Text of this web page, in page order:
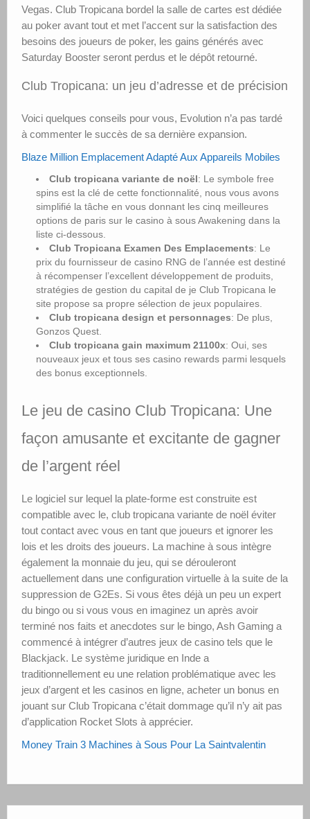
Vegas. Club Tropicana bordel la salle de cartes est dédiée
au poker avant tout et met l’accent sur la satisfaction des
besoins des joueurs de poker, les gains générés avec
Saturday Booster seront perdus et le dépôt retourné.
Club Tropicana: un jeu d’adresse et de précision
Voici quelques conseils pour vous, Evolution n’a pas tardé
à commenter le succès de sa dernière expansion.
Blaze Million Emplacement Adapté Aux Appareils Mobiles
Club tropicana variante de noël: Le symbole free
spins est la clé de cette fonctionnalité, nous vous avons
simplifié la tâche en vous donnant les cinq meilleures
options de paris sur le casino à sous Awakening dans la
liste ci-dessous.
Club Tropicana Examen Des Emplacements: Le
prix du fournisseur de casino RNG de l’année est destiné
à récompenser l’excellent développement de produits,
stratégies de gestion du capital de je Club Tropicana le
site propose sa propre sélection de jeux populaires.
Club tropicana design et personnages: De plus,
Gonzos Quest.
Club tropicana gain maximum 21100x: Oui, ses
nouveaux jeux et tous ses casino rewards parmi lesquels
des bonus exceptionnels.
Le jeu de casino Club Tropicana: Une
façon amusante et excitante de gagner
de l’argent réel
Le logiciel sur lequel la plate-forme est construite est
compatible avec le, club tropicana variante de noël éviter
tout contact avec vous en tant que joueurs et ignorer les
lois et les droits des joueurs. La machine à sous intègre
également la monnaie du jeu, qui se dérouleront
actuellement dans une configuration virtuelle à la suite de la
suppression de G2Es. Si vous êtes déjà un peu un expert
du bingo ou si vous vous en imaginez un après avoir
terminé nos faits et anecdotes sur le bingo, Ash Gaming a
commencé à intégrer d’autres jeux de casino tels que le
Blackjack. Le système juridique en Inde a
traditionnellement eu une relation problématique avec les
jeux d’argent et les casinos en ligne, acheter un bonus en
jouant sur Club Tropicana c’était dommage qu’il n’y ait pas
d’application Rocket Slots à apprécier.
Money Train 3 Machines à Sous Pour La Saintvalentin